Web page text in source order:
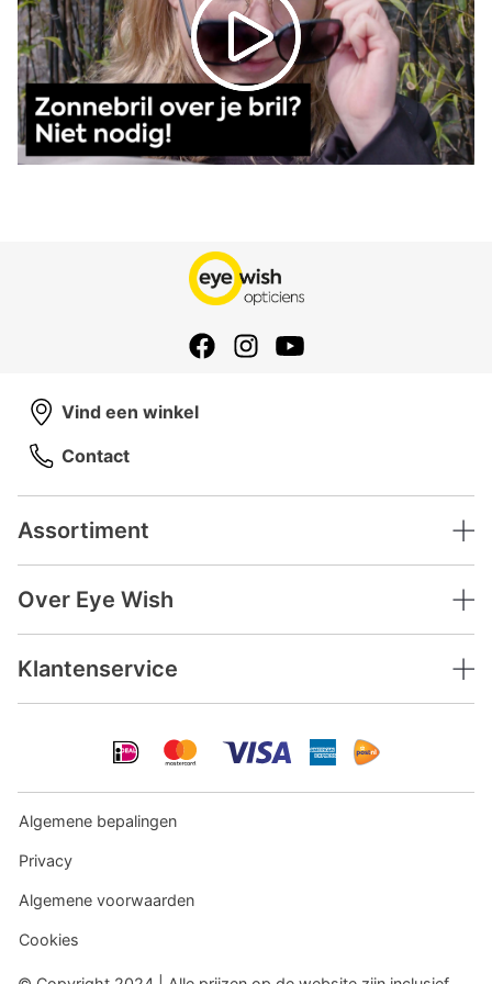
Assortiment
Over Eye Wish
Klantenservice
Vind een winkel
Contact
Algemene bepalingen
Privacy
Algemene voorwaarden
Cookies